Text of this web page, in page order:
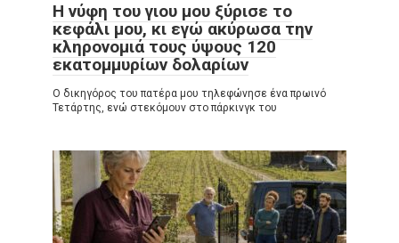
Η νύφη του γιου μου ξύρισε το
κεφάλι μου, κι εγώ ακύρωσα την
κληρονομιά τους ύψους 120
εκατομμυρίων δολαρίων
Ο δικηγόρος του πατέρα μου τηλεφώνησε ένα πρωινό
Τετάρτης, ενώ στεκόμουν στο πάρκινγκ του